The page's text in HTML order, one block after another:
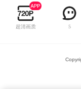
超清画质 5